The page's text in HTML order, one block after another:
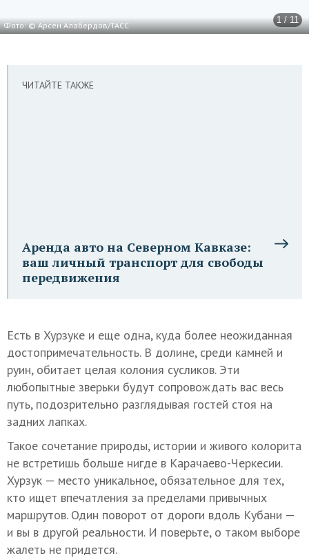
1 / 11
Фото: © Арсен Алабердов/ТАСС
ЧИТАЙТЕ ТАКЖЕ
Аренда авто на Северном Кавказе:
ваш личный транспорт для свободы
передвижения
Есть в Хурзуке и еще одна, куда более неожиданная
достопримечательность. В долине, среди камней и
руин, обитает целая колония сусликов. Эти
любопытные зверьки будут сопровождать вас весь
путь, подозрительно разглядывая гостей стоя на
задних лапках.
Такое сочетание природы, истории и живого колорита
не встретишь больше нигде в Карачаево-Черкесии.
Хурзук — место уникальное, обязательное для тех,
кто ищет впечатления за пределами привычных
маршрутов. Один поворот от дороги вдоль Кубани —
и вы в другой реальности. И поверьте, о таком выборе
жалеть не придется.